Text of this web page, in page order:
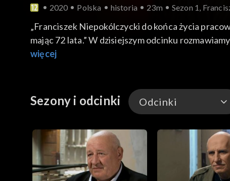
2020 Polska historia 23m Sezon 1,
„Franciszek Niepokólczycki do końca życia
mając 72 lata.” W dzisiejszym odcinku
światowej dowódcy Związku Odwetu, oficerem
więcej
Sezony i odcinki Odcinki
Odcinki